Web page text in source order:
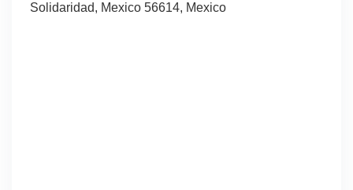
Solidaridad, Mexico 56614, Mexico